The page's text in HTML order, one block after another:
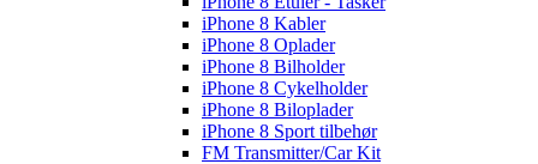
iPhone 8 Kabler
iPhone 8 Oplader
iPhone 8 Bilholder
iPhone 8 Cykelholder
iPhone 8 Biloplader
iPhone 8 Sport tilbehør
FM Transmitter/Car Kit